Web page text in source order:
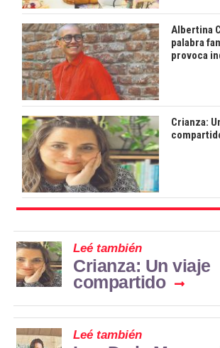
Albertina
palabra
provoca
Crianza:
Leé también
Crianza: Un viaje
compartido
Leé también